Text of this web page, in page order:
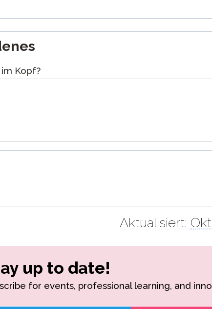
Kopf?
Aktualisiert:
up to date!
for events, professional learning, and